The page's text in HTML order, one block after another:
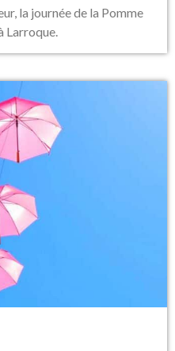
la journée de la Pomme
Larroque.